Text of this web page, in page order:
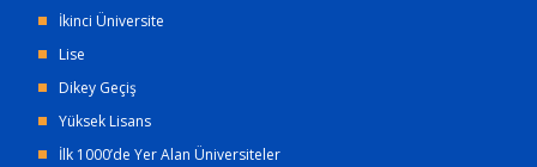
İkinci Üniversite
Lise
Dikey Geçiş
Yüksek Lisans
İlk 1000’de Yer Alan Üniversiteler